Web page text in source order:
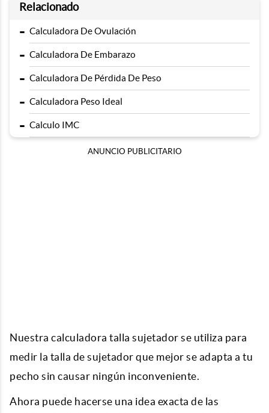
Relacionado
- Calculadora De Ovulación
- Calculadora De Embarazo
- Calculadora De Pérdida De Peso
- Calculadora Peso Ideal
- Calculo IMC
ANUNCIO PUBLICITARIO
Nuestra calculadora talla sujetador se utiliza para
medir la talla de sujetador que mejor se adapta a tu
pecho sin causar ningún inconveniente.
Ahora puede hacerse una idea exacta de las